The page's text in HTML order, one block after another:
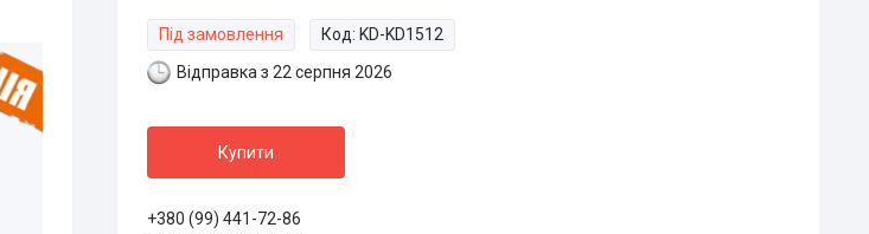
Під замовлення Код: KD-KD1512
Відправка з 22 серпня 2026
Купити
+380 (99) 441-72-86